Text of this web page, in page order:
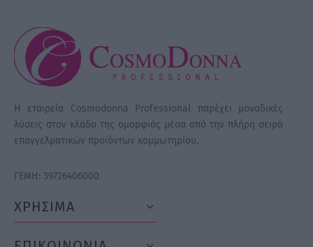
Η εταιρεία Cosmodonna Professional παρέχει μοναδικές
λύσεις στον κλάδο της ομορφιάς μέσα από την πλήρη σειρά
επαγγελματικών προϊόντων κομμωτηρίου.
ΓΕΜΗ: 39726406000
ΧΡΗΣΙΜΑ